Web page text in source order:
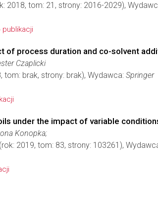
2018, tom: 21, strony: 2016-2029),
publikacji
of process duration and co-solvent
Czaplicki
tom: brak, strony: brak), Wydawca: Springer
under the impact of variable
Konopka;
(rok: 2019, tom: 83, strony: 103261),